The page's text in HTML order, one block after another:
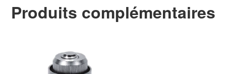
Produits complémentaires